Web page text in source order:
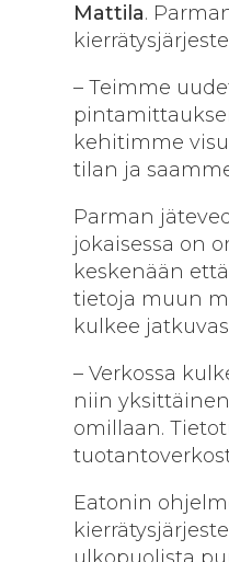
Mattila.
– Teimme
kehitimme
tilan ja
Parman
jokaisessa on
keskenään
tietoja muun
kulkee
– Verkossa
niin
omillaan.
Eatonin